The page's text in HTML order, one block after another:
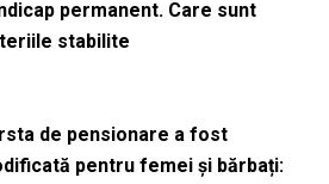
permanent. Care sunt
stabilite
de pensionare a fost
pentru femei și bărbați: